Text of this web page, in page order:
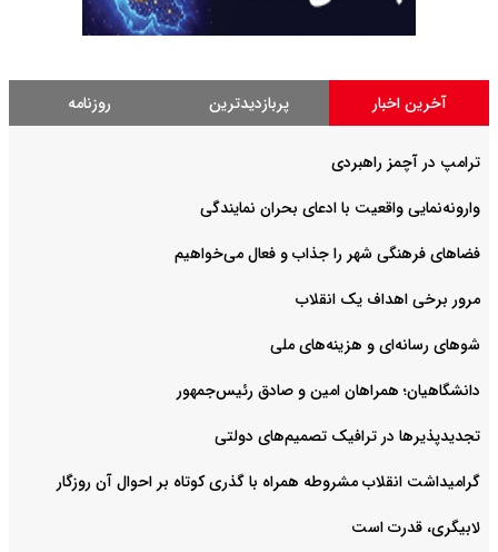
آخرین اخبار پربازدیدترین روزنامه
ترامپ در آچمز راهبردی
وارونه‌نمایی واقعیت با ادعای بحران نمایندگی
فضا‌های فرهنگی شهر را جذاب و فعال می‌‌خواهیم
مرور برخی اهداف یک انقلاب
شوهای رسانه‌ای و هزینه‌های ملی
دانشگاهیان؛ همراهان امین و صادق رئیس‌جمهور
تجدیدپذیرها در ترافیک تصمیم‌های دولتی
گرامیداشت انقلاب مشروطه همراه با گذری کوتاه بر احوال آن روزگار
لابیگری، قدرت است